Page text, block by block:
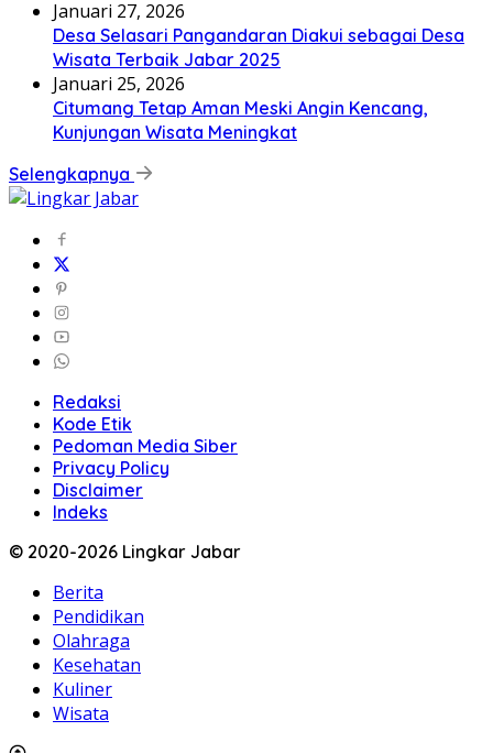
Januari 27, 2026
Desa Selasari Pangandaran Diakui sebagai Desa
Wisata Terbaik Jabar 2025
Januari 25, 2026
Citumang Tetap Aman Meski Angin Kencang,
Kunjungan Wisata Meningkat
Selengkapnya
Redaksi
Kode Etik
Pedoman Media Siber
Privacy Policy
Disclaimer
Indeks
© 2020-2026 Lingkar Jabar
Berita
Pendidikan
Olahraga
Kesehatan
Kuliner
Wisata